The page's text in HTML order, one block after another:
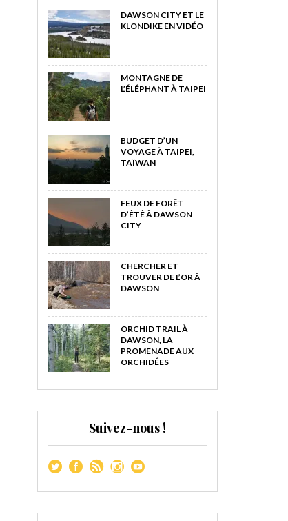
DAWSON CITY ET LE
KLONDIKE EN VIDÉO
MONTAGNE DE
L’ÉLÉPHANT À TAIPEI
BUDGET D’UN
VOYAGE À TAIPEI,
TAÏWAN
FEUX DE FORÊT
D’ÉTÉ À DAWSON
CITY
CHERCHER ET
TROUVER DE L’OR À
DAWSON
ORCHID TRAIL À
DAWSON, LA
PROMENADE AUX
ORCHIDÉES
Suivez-nous !